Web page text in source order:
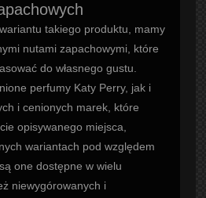
takiego produktu, mamy
nutami zapachowymi, które
do własnego gustu.
perfumy Katy Perry, jak i
i cenionych marek, które
opisywanego miejsca,
wariantach pod względem
one dostępne w wielu
niewygórowanych i